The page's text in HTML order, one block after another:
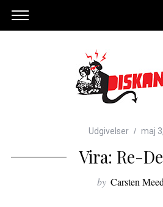
Udgivelser maj
Vira: Re-
by Carsten